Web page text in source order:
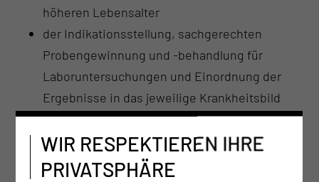
höheren Lebensalter
der Indikationsstellung, sachgerechten
Probengewinnung und -behandlung für
Laboruntersuchungen und Einordnung der
Ergebnisse in das jeweilige Krankheitsbild
geriatrischen Syndromen und
Krankheitsfolgen im Alter einschließlich der
Pharmakotherapie im Alter
WIR RESPEKTIEREN IHRE
PRIVATSPHÄRE